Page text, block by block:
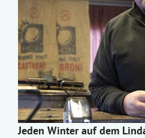
Jeden Winter auf dem